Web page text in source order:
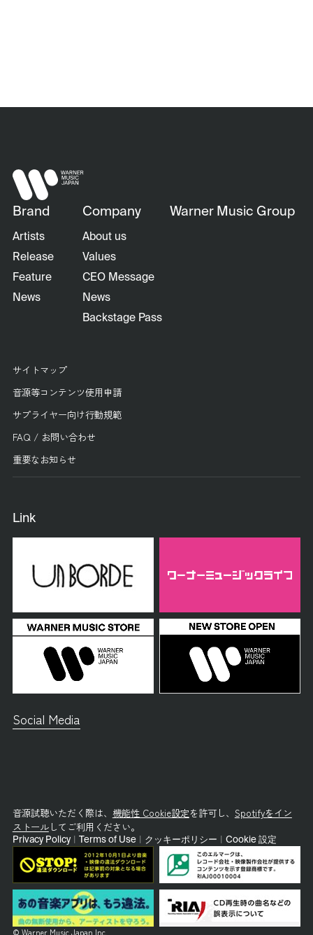
Brand
Artists
Release
Feature
News
Company
About us
Values
CEO Message
News
Backstage Pass
Warner Music Group
サイトマップ
音源等コンテンツ使用申請
サプライヤー向け行動規範
FAQ / お問い合わせ
重要なお知らせ
Link
Social Media
音源試聴いただく際は、 機能性 Cookie設定を許可し、 Spotifyをイン
ストールしてご利用ください。
Privacy Policy Terms of Use クッキーポリシー Cookie 設定
© Warner Music Japan Inc.